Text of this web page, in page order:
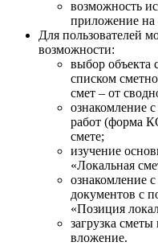
возможность
приложение на
Для пользователей
возможности:
выбор объекта
списком
смет – от
ознакомление
работ (форма
смете;
изучение
«Локальная
ознакомление
документов с
«Позиция
загрузка
вложение.